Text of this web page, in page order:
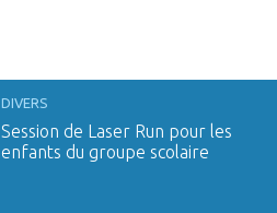
DIVERS
Session de Laser Run pour les
enfants du groupe scolaire